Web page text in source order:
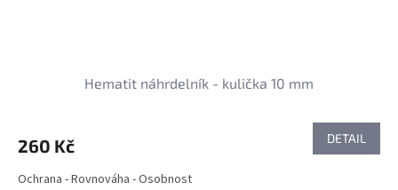
Hematit náhrdelník - kulička 10 mm
260 Kč DETAIL
Ochrana - Rovnováha - Osobnost